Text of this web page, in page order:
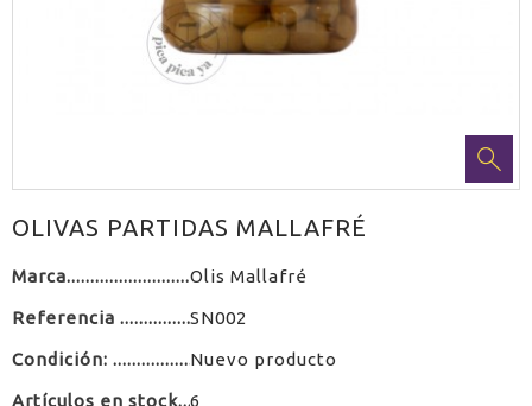
OLIVAS PARTIDAS MALLAFRÉ
Marca Olis Mallafré
Referencia SN002
Condición: Nuevo producto
Artículos en stock 6